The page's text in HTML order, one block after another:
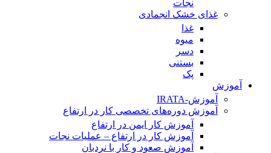
نجات
غذای خشک انجمادی
غذا
میوه
دسر
بستنی
پک
آموزش
آموزش-IRATA
آموزش دوره‌های تخصصی کار در ارتفاع
آموزش کار ایمن در ارتفاع
آموزش کار در ارتفاع – عملیات نجات
آموزش صعود و کار با نردبان